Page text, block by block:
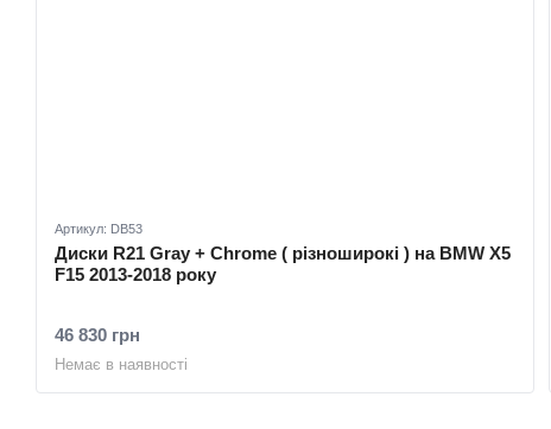
Артикул: DB53
Диски R21 Gray + Chrome ( різноширокі ) на BMW X5
F15 2013-2018 року
46 830 грн
Немає в наявності